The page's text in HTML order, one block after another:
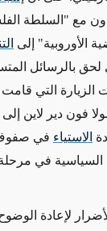
مع "السلطة
الأوروبية" إلى
لحق بالرسائل
الزيارة التي قامت
الاستياء في صفوف
السياسية في
لإعادة